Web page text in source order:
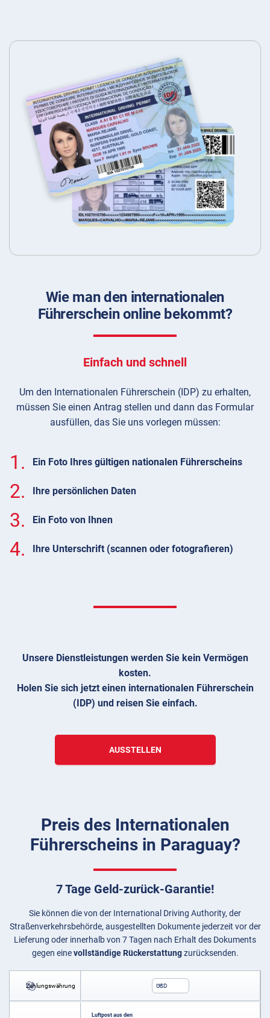
Wie man den internationalen
Führerschein online bekommt?
Einfach und schnell
Um den Internationalen Führerschein (IDP) zu erhalten,
müssen Sie einen Antrag stellen und dann das Formular
ausfüllen, das Sie uns vorlegen müssen:
1. Ein Foto Ihres gültigen nationalen Führerscheins
2. Ihre persönlichen Daten
3. Ein Foto von Ihnen
4. Ihre Unterschrift (scannen oder fotografieren)
Unsere Dienstleistungen werden Sie kein Vermögen
kosten.
Holen Sie sich jetzt einen internationalen Führerschein
(IDP) und reisen Sie einfach.
AUSSTELLEN
Preis des Internationalen
Führerscheins in Paraguay?
7 Tage Geld-zurück-Garantie!
Sie können die von der International Driving Authority, der
Straßenverkehrsbehörde, ausgestellten Dokumente jederzeit vor der
Lieferung oder innerhalb von 7 Tagen nach Erhalt des Dokuments
gegen einevollständige Rückerstattungzurücksenden.
Zahlungswährung USD
Luftpost aus den